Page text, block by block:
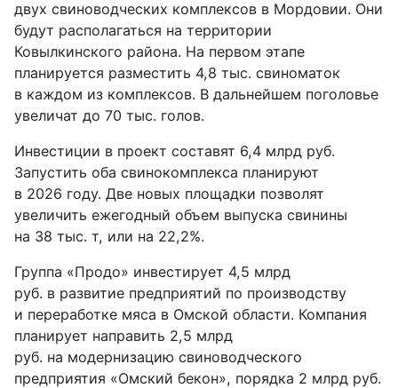
двух свиноводческих комплексов в Мордовии. Они
будут располагаться на территории
Ковылкинского района. На первом этапе
планируется разместить 4,8 тыс. свиноматок
в каждом из комплексов. В дальнейшем поголовье
увеличат до 70 тыс. голов.
Инвестиции в проект составят 6,4 млрд руб.
Запустить оба свинокомплекса планируют
в 2026 году. Две новых площадки позволят
увеличить ежегодный объем выпуска свинины
на 38 тыс. т, или на 22,2%.
Группа «Продо» инвестирует 4,5 млрд
руб. в развитие предприятий по производству
и переработке мяса в Омской области. Компания
планирует направить 2,5 млрд
руб. на модернизацию свиноводческого
предприятия «Омский бекон», порядка 2 млрд руб.